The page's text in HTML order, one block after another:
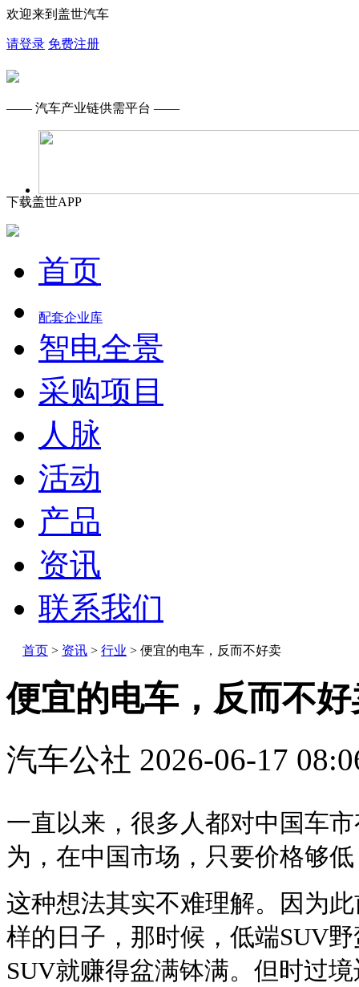
欢迎来到盖世汽车
请登录 免费注册
—— 汽车产业链供需平台 ——
下载盖世APP
首页
配套企业库
智电全景
采购项目
人脉
活动
产品
资讯
联系我们
首页 > 资讯 > 行业 > 便宜的电车，反而不好卖
便宜的电车，反而不好
汽车公社 2026-06-17
一直以来，很多人都对中国车
为，在中国市场，只要价格够
这种想法其实不难理解。因为
样的日子，那时候，低端SUV
SUV就赚得盆满钵满。但时过